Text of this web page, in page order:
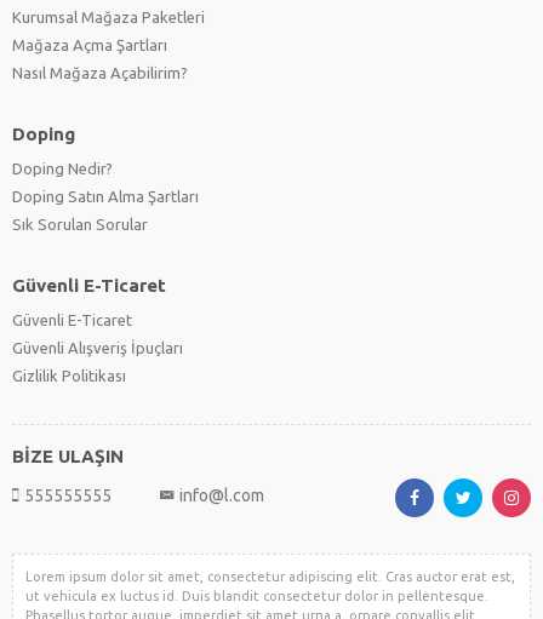
Kurumsal Mağaza Paketleri
Mağaza Açma Şartları
Nasıl Mağaza Açabilirim?
Doping
Doping Nedir?
Doping Satın Alma Şartları
Sık Sorulan Sorular
Güvenli E-Ticaret
Güvenli E-Ticaret
Güvenli Alışveriş İpuçları
Gizlilik Politikası
BİZE ULAŞIN
555555555 info@l.com
Lorem ipsum dolor sit amet, consectetur adipiscing elit. Cras auctor erat est,
ut vehicula ex luctus id. Duis blandit consectetur dolor in pellentesque.
Phasellus tortor augue, imperdiet sit amet urna a, ornare convallis elit.